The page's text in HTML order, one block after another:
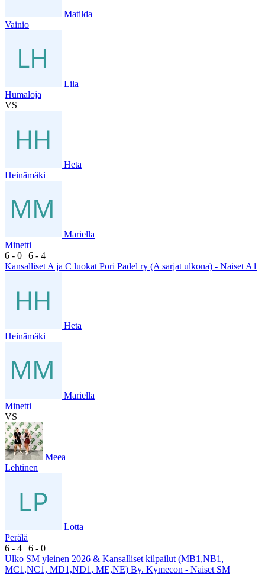
Matilda
Vainio
Lila
Humaloja
VS
Heta
Heinämäki
Mariella
Minetti
6 - 0 | 6 - 4
Kansalliset A ja C luokat Pori Padel ry (A sarjat ulkona) - Naiset A1
Heta
Heinämäki
Mariella
Minetti
VS
Meea
Lehtinen
Lotta
Perälä
6 - 4 | 6 - 0
Ulko SM yleinen 2026 & Kansalliset kilpailut (MB1,NB1,
MC1,NC1, MD1,ND1, ME,NE) By. Kymecon - Naiset SM